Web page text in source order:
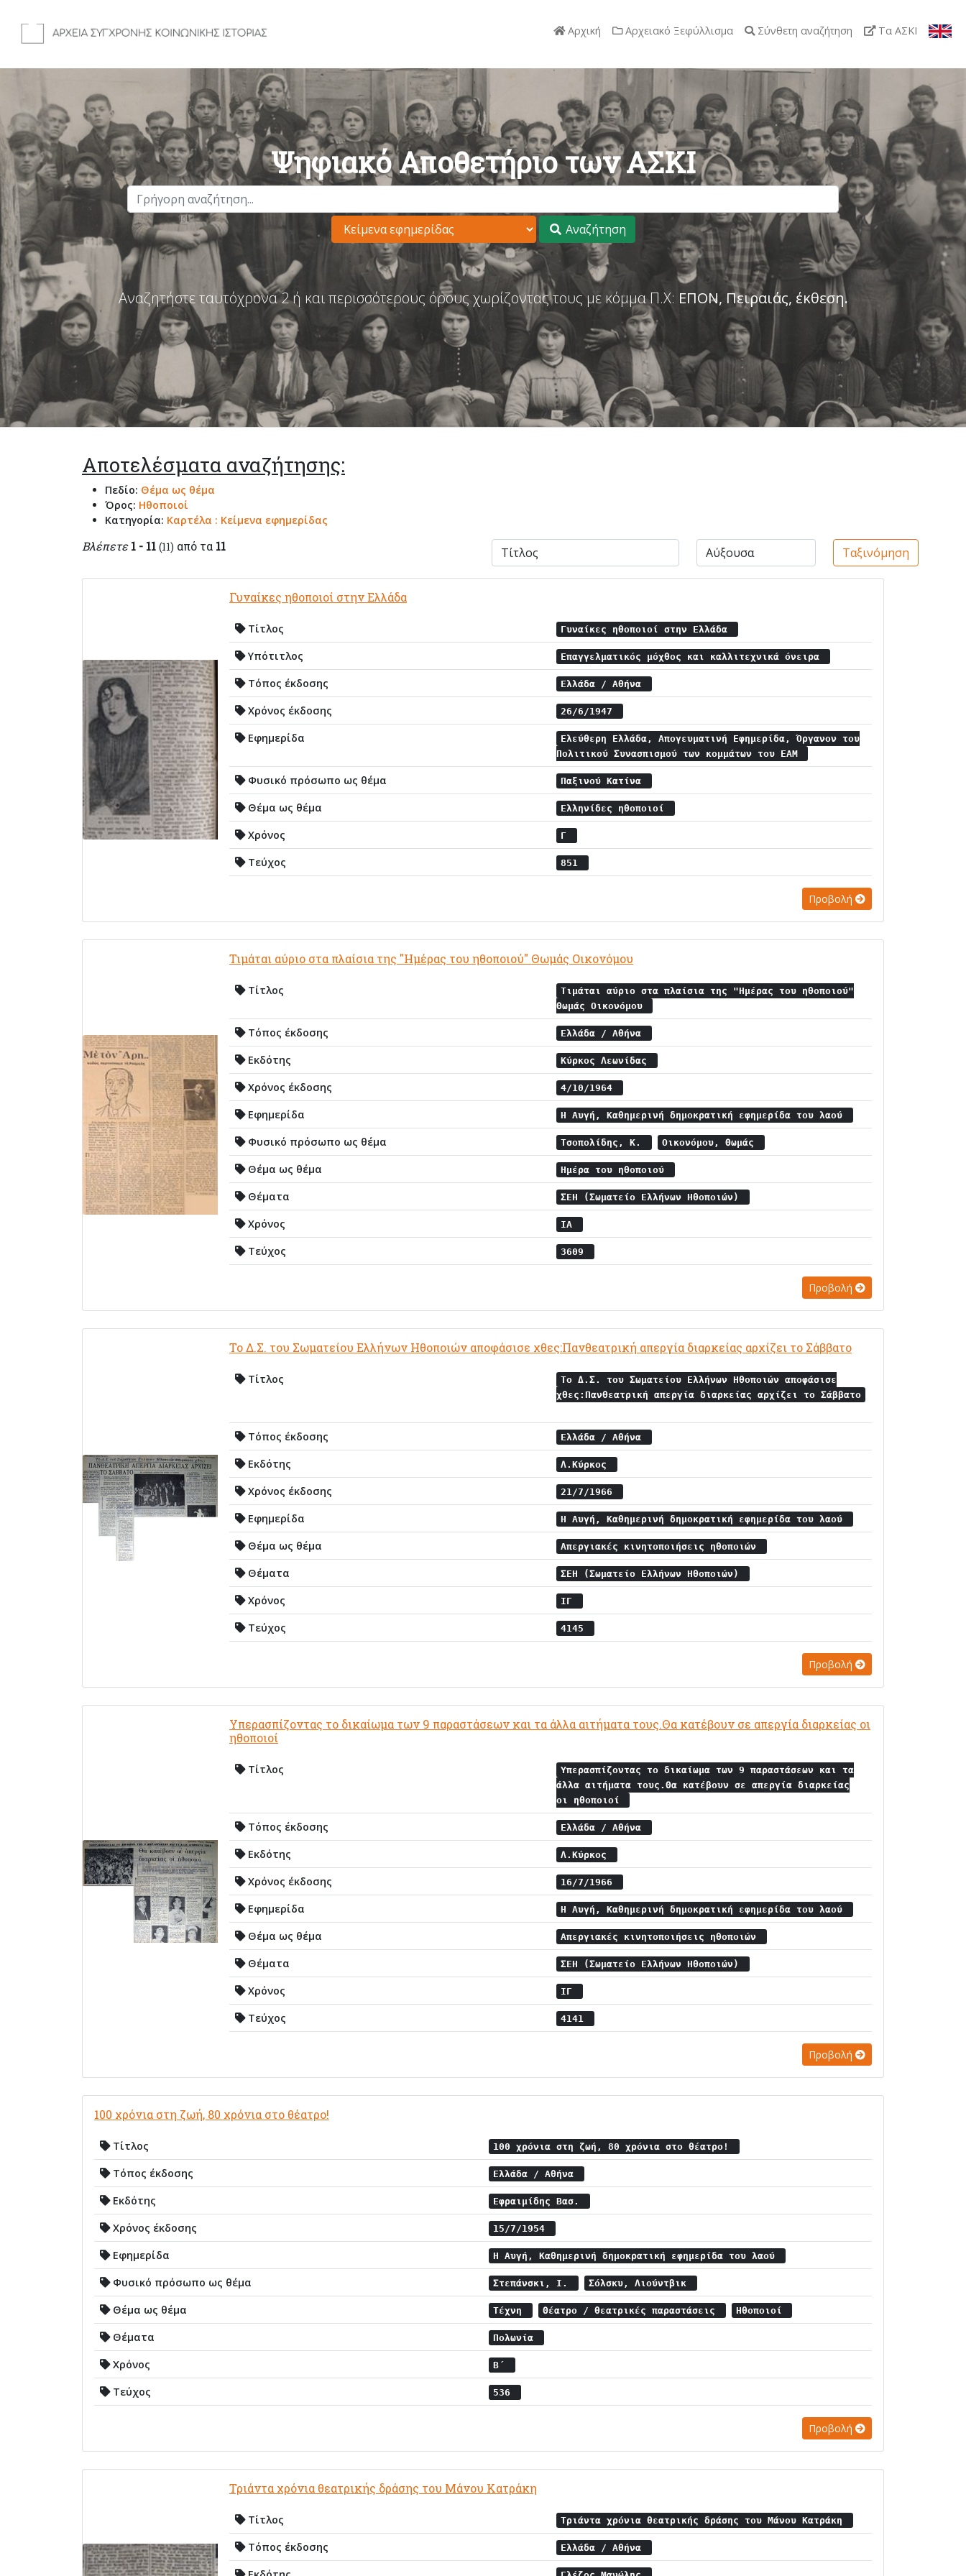
Αρχική Αρχειακό Ξεφύλλισμα Σύνθετη αναζήτηση Τα ΑΣΚΙ
Ψηφιακό Αποθετήριο των ΑΣΚΙ
Αναζήτηση
Αναζητήστε ταυτόχρονα 2 ή και περισσότερους όρους χωρίζοντας τους με κόμμα Π.Χ: ΕΠΟΝ, Πειραιάς, έκθεση.
Αποτελέσματα αναζήτησης:
Πεδίο: Θέμα ως θέμα
Όρος: Ηθοποιοί
Κατηγορία: Καρτέλα : Κείμενα εφημερίδας
Βλέπετε 1 - 11 (11) από τα 11 Ταξινόμηση
Γυναίκες ηθοποιοί στην Ελλάδα
Τίτλος Γυναίκες ηθοποιοί στην Ελλάδα
Υπότιτλος Επαγγελματικός μόχθος και καλλιτεχνικά όνειρα
Τόπος έκδοσης Ελλάδα / Αθήνα
Χρόνος έκδοσης 26/6/1947
Εφημερίδα
Ελεύθερη Ελλάδα, Απογευματινή Εφημερίδα, Όργανον του
Πολιτικού Συνασπισμού των κομμάτων του ΕΑΜ
Φυσικό πρόσωπο ως θέμα Παξινού Κατίνα
Θέμα ως θέμα Ελληνίδες ηθοποιοί
Χρόνος Γ
Τεύχος 851
Προβολή
Τιμάται αύριο στα πλαίσια της "Ημέρας του ηθοποιού" Θωμάς Οικονόμου
Τίτλος
Τιμάται αύριο στα πλαίσια της "Ημέρας του ηθοποιού"
Θωμάς Οικονόμου
Τόπος έκδοσης Ελλάδα / Αθήνα
Εκδότης Κύρκος Λεωνίδας
Χρόνος έκδοσης 4/10/1964
Εφημερίδα Η Αυγή, Καθημερινή δημοκρατική εφημερίδα του λαού
Φυσικό πρόσωπο ως θέμα Τσοπολίδης, Κ. Οικονόμου, Θωμάς
Θέμα ως θέμα Ημέρα του ηθοποιού
Θέματα ΣΕΗ (Σωματείο Ελλήνων Ηθοποιών)
Χρόνος ΙΑ
Τεύχος 3609
Προβολή
Το Δ.Σ. του Σωματείου Ελλήνων Ηθοποιών αποφάσισε χθες:Πανθεατρική απεργία διαρκείας αρχίζει το Σάββατο
Τίτλος
Το Δ.Σ. του Σωματείου Ελλήνων Ηθοποιών αποφάσισε
χθες:Πανθεατρική απεργία διαρκείας αρχίζει το Σάββατο
Τόπος έκδοσης Ελλάδα / Αθήνα
Εκδότης Λ.Κύρκος
Χρόνος έκδοσης 21/7/1966
Εφημερίδα Η Αυγή, Καθημερινή δημοκρατική εφημερίδα του λαού
Θέμα ως θέμα Απεργιακές κινητοποιήσεις ηθοποιών
Θέματα ΣΕΗ (Σωματείο Ελλήνων Ηθοποιών)
Χρόνος ΙΓ
Τεύχος 4145
Προβολή
Υπερασπίζοντας το δικαίωμα των 9 παραστάσεων και τα άλλα αιτήματα τους.Θα κατέβουν σε απεργία διαρκείας οι
ηθοποιοί
Τίτλος
Υπερασπίζοντας το δικαίωμα των 9 παραστάσεων και τα
άλλα αιτήματα τους.Θα κατέβουν σε απεργία διαρκείας
οι ηθοποιοί
Τόπος έκδοσης Ελλάδα / Αθήνα
Εκδότης Λ.Κύρκος
Χρόνος έκδοσης 16/7/1966
Εφημερίδα Η Αυγή, Καθημερινή δημοκρατική εφημερίδα του λαού
Θέμα ως θέμα Απεργιακές κινητοποιήσεις ηθοποιών
Θέματα ΣΕΗ (Σωματείο Ελλήνων Ηθοποιών)
Χρόνος ΙΓ
Τεύχος 4141
Προβολή
100 χρόνια στη ζωή, 80 χρόνια στο θέατρο!
Τίτλος 100 χρόνια στη ζωή, 80 χρόνια στο θέατρο!
Τόπος έκδοσης Ελλάδα / Αθήνα
Εκδότης Εφραιμίδης Βασ.
Χρόνος έκδοσης 15/7/1954
Εφημερίδα Η Αυγή, Καθημερινή δημοκρατική εφημερίδα του λαού
Φυσικό πρόσωπο ως θέμα Στεπάνσκι, Ι. Σόλσκυ, Λιούντβικ
Θέμα ως θέμα Τέχνη Θέατρο / θεατρικές παραστάσεις Ηθοποιοί
Θέματα Πολωνία
Χρόνος Β΄
Τεύχος 536
Προβολή
Τριάντα χρόνια θεατρικής δράσης του Μάνου Κατράκη
Τίτλος Τριάντα χρόνια θεατρικής δράσης του Μάνου Κατράκη
Τόπος έκδοσης Ελλάδα / Αθήνα